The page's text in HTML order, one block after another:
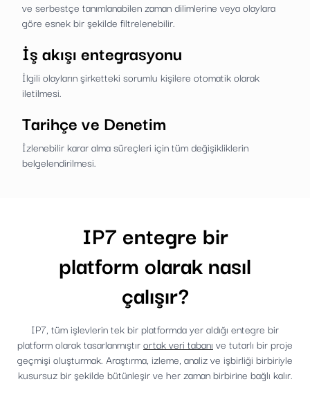
ve serbestçe tanımlanabilen zaman dilimlerine veya olaylara
göre esnek bir şekilde filtrelenebilir.
İş akışı entegrasyonu
İlgili olayların şirketteki sorumlu kişilere otomatik olarak
iletilmesi.
Tarihçe ve Denetim
İzlenebilir karar alma süreçleri için tüm değişikliklerin
belgelendirilmesi.
IP7 entegre bir
platform olarak nasıl
çalışır?
IP7, tüm işlevlerin tek bir platformda yer aldığı entegre bir
platform olarak tasarlanmıştırortak veri tabanı ve tutarlı bir proje
geçmişi oluşturmak. Araştırma, izleme, analiz ve işbirliği birbiriyle
kusursuz bir şekilde bütünleşir ve her zaman birbirine bağlı kalır.